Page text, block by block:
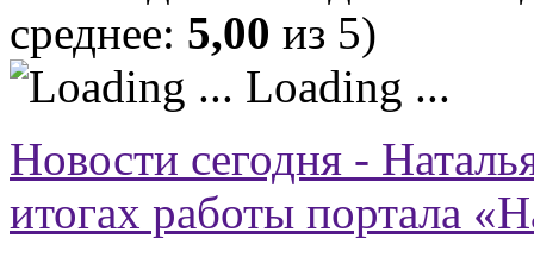
среднее: 5,00 из 5)
Loading ...
Новости сегодня -
итогах работы портала